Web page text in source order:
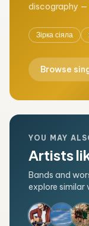
discography —
Зірка сіяла
Browse
YOU MAY
Artists
Bands and
explore similar